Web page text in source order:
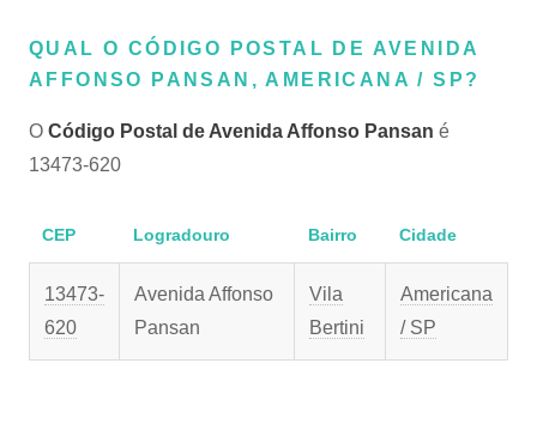
QUAL O CÓDIGO POSTAL DE AVENIDA
AFFONSO PANSAN, AMERICANA / SP?
O Código Postal de Avenida Affonso Pansan é
13473-620
CEP Logradouro Bairro Cidade
13473-
620
Avenida Affonso
Pansan
Vila
Bertini
Americana
/ SP